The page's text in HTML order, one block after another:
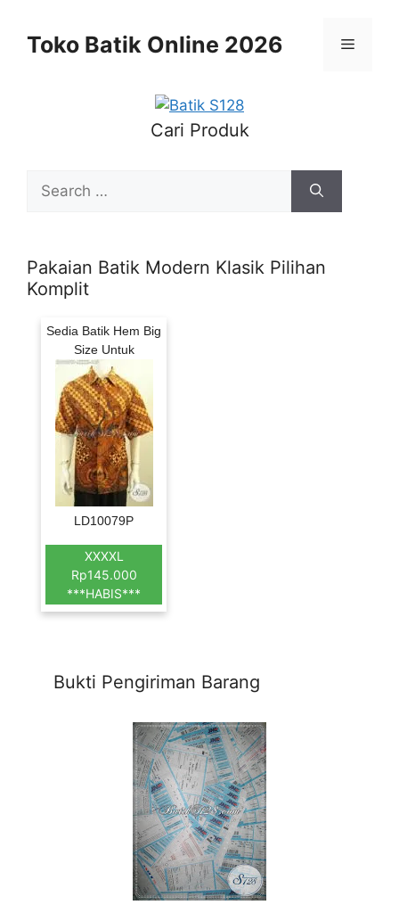
contentToko Batik Online 2026 Menu
Cari Produk
for:
Pakaian Batik Modern Klasik Pilihan
Komplit
Sedia Batik Hem Big
Size Untuk
LD10079P
XXXXL
Rp145.000
***HABIS***
Bukti Pengiriman Barang